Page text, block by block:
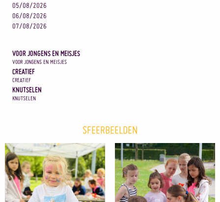
05/08/2026
06/08/2026
07/08/2026
VOOR JONGENS EN MEISJES
VOOR JONGENS EN MEISJES
CREATIEF
CREATIEF
KNUTSELEN
KNUTSELEN
SFEERBEELDEN